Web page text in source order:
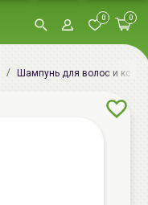
0 0
Шампунь для волос и кожи